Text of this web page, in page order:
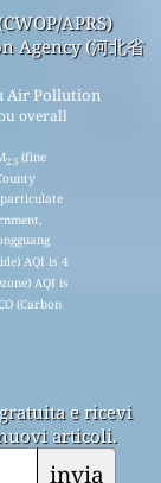
APRS)
Agency (河北省
Air Pollution
overall
2.5 (fine
particulate
AQI is 4
AQI is
(Carbon
e ricevi
articoli.
invia